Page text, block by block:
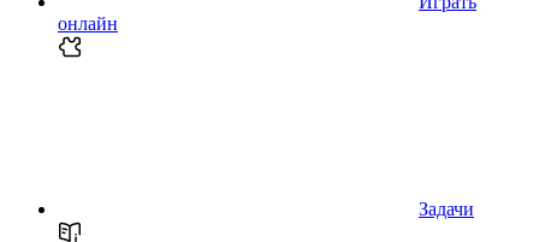
онлайн
Задачи